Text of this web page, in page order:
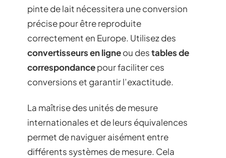
pinte de lait nécessitera une conversion
précise pour être reproduite
correctement en Europe. Utilisez des
convertisseurs en ligneou destables de
correspondancepour faciliter ces
conversions et garantir l’exactitude.
La maîtrise des unités de mesure
internationales et de leurs équivalences
permet de naviguer aisément entre
différents systèmes de mesure. Cela